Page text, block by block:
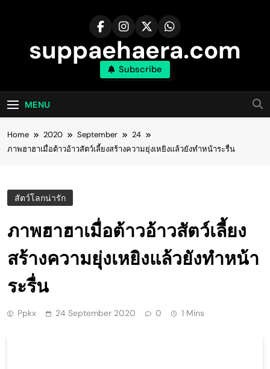
suppaehaera.com
Subscribe
MENU
Home 2020 September
24
ภาพฮาฮาเมื่อต้าวอ้าวสัตว์เลี้ยงสร้างความยุ่งเหยิงแล้วยังทำหน้าระรื่น
สัตว์โลกน่ารัก
ภาพฮาฮาเมื่อต้าวอ้าวสัตว์เลี้ยง
สร้างความยุ่งเหยิงแล้วยังทำหน้า
ระรื่น
Ppkx 24 September 2020 0 1 Mins